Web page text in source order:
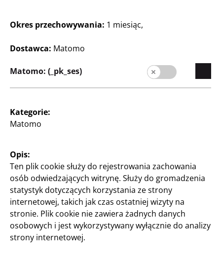
Majsterkowanie oraz
Koraliki
W 5 różnych kolorach
Pompony
250 sztuk
Majsterkowanie oraz
Rękodzieło
Nylonowa taśma
Majsterkowanie oraz
Rękodzieło
Okres przechowywania: 1 miesiąc,
Dostawca: Matomo
Matomo: (_pk_ses)
Kategorie:
Matomo
Opis:
Ten plik cookie służy do rejestrowania zachowania
osób odwiedzających witrynę. Służy do gromadzenia
statystyk dotyczących korzystania ze strony
internetowej, takich jak czas ostatniej wizyty na
stronie. Plik cookie nie zawiera żadnych danych
osobowych i jest wykorzystywany wyłącznie do analizy
strony internetowej.